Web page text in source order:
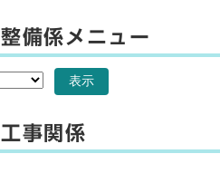
備係メニュー
表示
事関係